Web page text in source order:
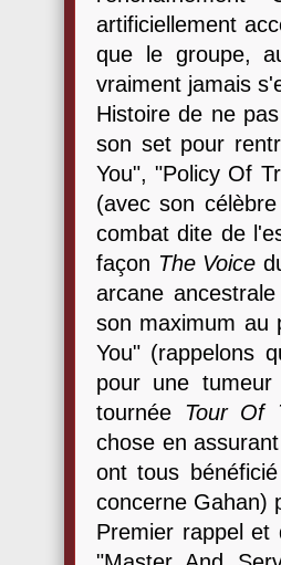
artificiellement
que le groupe,
vraiment jamais
Histoire de ne
son set pour
You", "Policy Of
(avec son
combat dite de
façon The Voice
arcane
son maximum au
You" (rappelons
pour une
tournée
Tour Of
chose en
ont tous
concerne Gahan)
Premier rappel et